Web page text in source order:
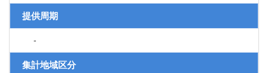
提供周期
-
集計地域区分